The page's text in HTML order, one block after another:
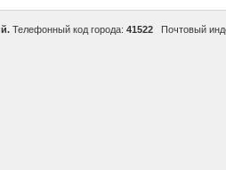
Телефонный код города: 41522 Почтовый